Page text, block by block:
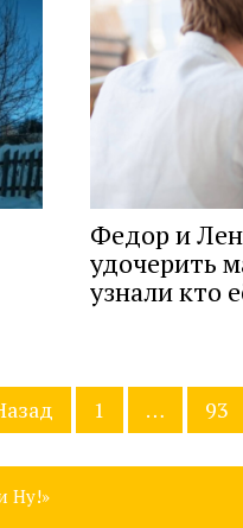
Федор и
удочерить
узнали кто
1 … 93
Ну!»